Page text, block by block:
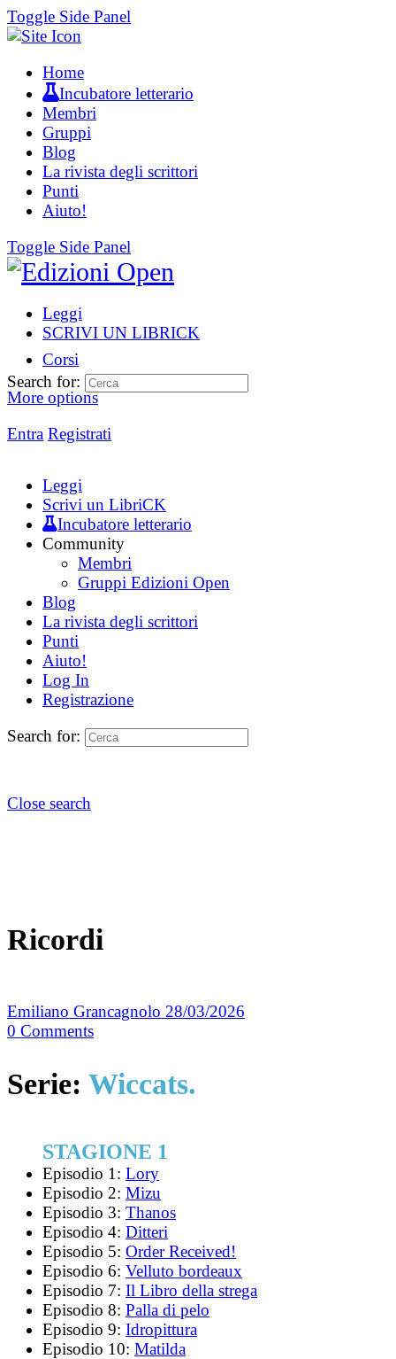
Toggle Side Panel
Home
Incubatore letterario
Membri
Gruppi
Blog
La rivista degli scrittori
Punti
Aiuto!
Toggle Side Panel
Leggi
SCRIVI UN LIBRICK
Corsi
More options
Entra Registrati
Search for:
Leggi
Scrivi un LibriCK
Incubatore letterario
Community
Membri
Gruppi Edizioni Open
Blog
La rivista degli scrittori
Punti
Aiuto!
Log In
Registrazione
Search for:
Close search
Ricordi
Emiliano Grancagnolo 28/03/2026
0 Comments
Serie: Wiccats.
STAGIONE 1
Episodio 1: Lory
Episodio 2: Mizu
Episodio 3: Thanos
Episodio 4: Ditteri
Episodio 5: Order Received!
Episodio 6: Velluto bordeaux
Episodio 7: Il Libro della strega
Episodio 8: Palla di pelo
Episodio 9: Idropittura
Episodio 10: Matilda